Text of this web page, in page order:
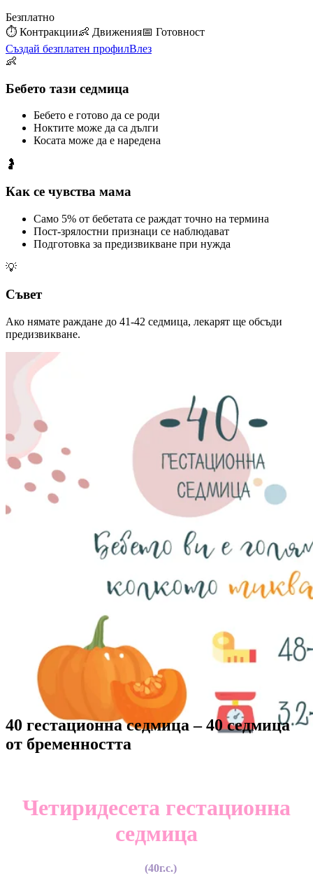
Безплатно
⏱️ Контракции👶 Движения📅 Готовност
Създай безплатен профилВлез
👶
Бебето тази седмица
Бебето е готово да се роди
Ноктите може да са дълги
Косата може да е наредена
🤰
Как се чувства мама
Само 5% от бебетата се раждат точно на термина
Пост-зрялостни признаци се наблюдават
Подготовка за предизвикване при нужда
💡
Съвет
Ако нямате раждане до 41-42 седмица, лекарят ще обсъди
предизвикване.
40 гестационна седмица – 40 седмица
от бременността
Четиридесета гестационна
седмица
(40г.с.)